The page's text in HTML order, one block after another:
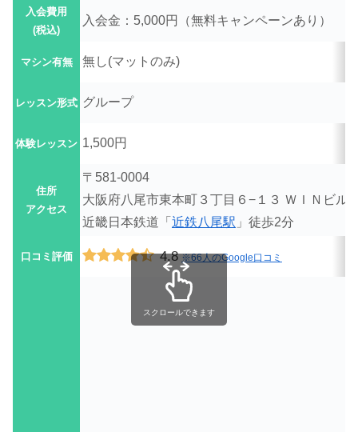
入会費用
(税込)
入会金：5,000円（無料キャンペーンあり）
マシン有無 無し(マットのみ)
レッスン形式 グループ
体験レッスン 1,500円
住所
アクセス
〒581-0004
大阪府八尾市東本町３丁目６−１３ ＷＩＮビル
近畿日本鉄道「 近鉄八尾駅 」徒歩2分
口コミ評価 4.8 ※66人のGoogle口コミ
スクロールできます